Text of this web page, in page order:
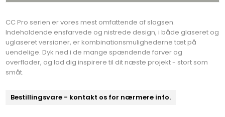
CC Pro serien er vores mest omfattende af slagsen.
Indeholdende ensfarvede og nistrede design, i både glaseret og
uglaseret versioner, er kombinationsmulighederne tæt på
uendelige. Dyk ned i de mange spændende farver og
overflader, og lad dig inspirere til dit næste projekt - stort som
småt.
Bestillingsvare - kontakt os for nærmere info.